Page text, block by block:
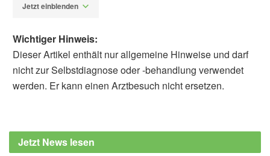
Jetzt einblenden
A. Arnesen, Jeremy R. Chen See, Regina
Lamendella, et al.: Peanuts as a nighttime
Wichtiger Hinweis:
Dieser Artikel enthält nur allgemeine Hinweise und darf
nicht zur Selbstdiagnose oder -behandlung verwendet
werden. Er kann einen Arztbesuch nicht ersetzen.
Jetzt News lesen